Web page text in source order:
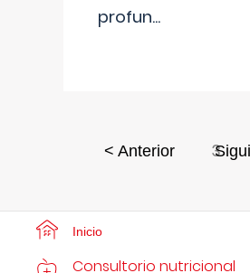
profun...
< Anterior 3
Inicio
Consultorio nutricional